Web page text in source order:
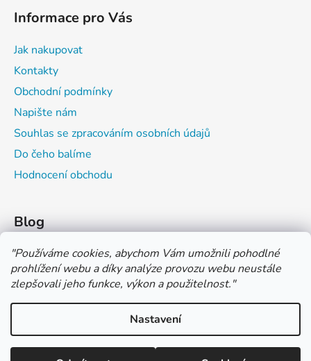
"Používáme cookies, abychom Vám umožnili pohodlné
prohlížení webu a díky analýze provozu webu neustále
zlepšovali jeho funkce, výkon a použitelnost."
Nastavení
*** TUČNĚ ZVÝRAZNĚNÁ CENA U PRODUKTU JE CENA BEZ DPH
*** Vážení zákazníci, pokud při objednávce zvolíte platbu "PLATBA
NA FAKTURU (PLATBA PŘEDEM)" NEPLAŤTE prosím za zboží
Informace pro Vás
Jak nakupovat
Kontakty
Obchodní podmínky
Napište nám
Souhlas se zpracováním osobních údajů
Do čeho balíme
Hodnocení obchodu
Blog
Čím můžeš psát do sešitu?
Jak na číslování sešitů
Značení tvrdosti grafitových tužek
Vytvořil Shoptet